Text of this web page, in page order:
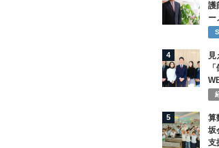
護
ー
4
見
5
算
坂
支